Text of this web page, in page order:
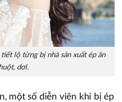
lộ từng bị nhà sản xuất ép ăn
dơi.
một số diễn viên khi bị ép